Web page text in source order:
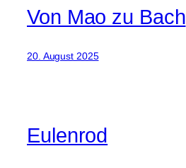
Von Mao zu Bach
20. August 2025
Eulenrod